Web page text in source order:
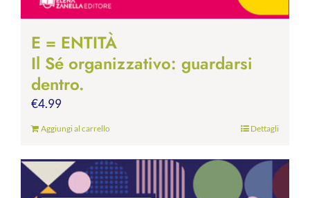
E = ENTITÀ
Il Sé organizzativo: guardarsi
dentro.
€4.99
Aggiungi al carrello Dettagli